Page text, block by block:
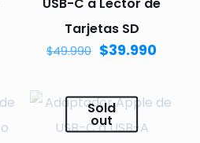
Tarjetas SD
$49.990 $39.990
Sold
out